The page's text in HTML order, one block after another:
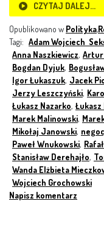
CZYTAJ DALEJ…
Opublikowano w Polityka,
Tagi: Adam Wojciech
Anna Naszkiewicz, Artur
Bogdan Dyjuk,
Igor Łukaszuk, Jacek
Jerzy Leszczyński,
Łukasz Nazarko,
Marek Malinowski,
Mikołaj Janowski,
Paweł Wnukowski,
Stanisław Derehajło,
Wanda Elżbieta
Wojciech Grochowski
Napisz komentarz